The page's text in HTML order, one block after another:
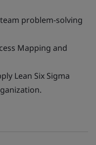
problem-solving
Mapping and
Lean Six Sigma